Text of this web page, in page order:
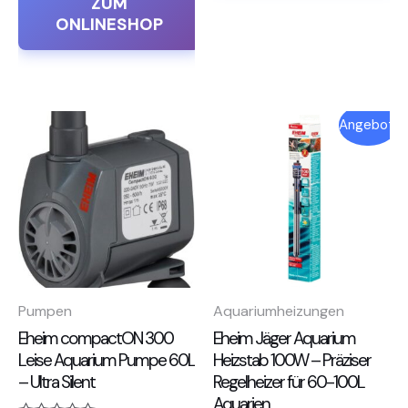
ONLINESHOP
Pumpen
Eheim compactON 300
Leise Aquarium Pumpe 60L
– Ultra Silent
Angebot!
Aquariumheizungen
Eheim Jäger Aquarium
Heizstab 100W – Präziser
Regelheizer für 60-100L
Ursprünglicher
Preis
war:
50,00 €
Aktueller
Preis